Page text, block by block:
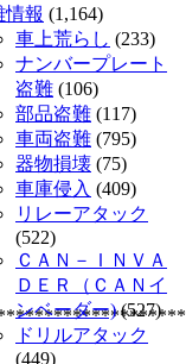
情報 (1,164)
車上荒らし (233)
ナンバープレート
盗難 (106)
部品盗難 (117)
車両盗難 (795)
器物損壊 (75)
車庫侵入 (409)
リレーアタック
(522)
ＣＡＮ－ＩＮＶＡ
ＤＥＲ（ＣＡＮイ
ンベーダー)(527)
ドリルアタック
(449)